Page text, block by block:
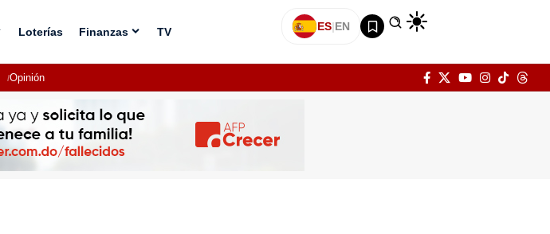
Loterías Finanzas TV ES|EN
Opinión